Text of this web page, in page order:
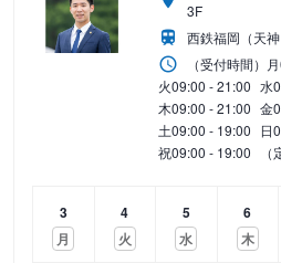
3F
西鉄福岡（天
（受付時間） 月
火09:00 - 21:00 水
木09:00 - 21:00 金
土09:00 - 19:00 日
祝09:00 - 19:00
3
月
4
火
5
水
6
木